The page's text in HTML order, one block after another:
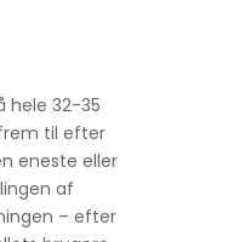
hele 32-35
til efter
eneste eller
af
– efter